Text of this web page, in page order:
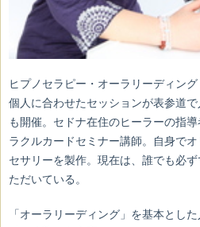
ヒプノセラピー・オーラリーディン
個人に合わせたセッションが表参道
も開催。セドナ在住のヒーラーの指
ラクルカードセミナー講師。自身で
セサリーを製作。現在は、誰でも必
ただいている。
「オーラリーディング」を基本とし